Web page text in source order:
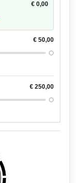
€ 0,00
€ 50,00
€ 250,00